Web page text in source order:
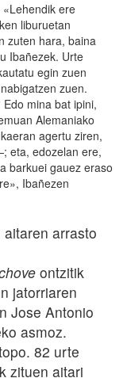
ere
liburuetan
zuten hara, baina
Ibañezek. Urte
egin zuen
zuen.
mina bat ipini,
Alemaniako
agertu ziren,
eta, edozelan ere,
barkuei gauez eraso
Ibañezen
arrasto
ontzitik
jatorriaren
Jose Antonio
asmoz.
82 urte
zituen aitari